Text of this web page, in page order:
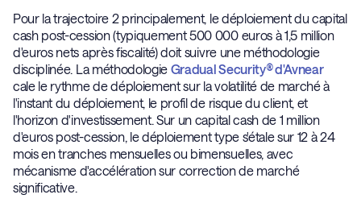
Pour la trajectoire 2 principalement, le déploiement du capital
cash post-cession (typiquement 500 000 euros à 1,5 million
d'euros nets après fiscalité) doit suivre une méthodologie
disciplinée. La méthodologie Gradual Security® d'Avnear
cale le rythme de déploiement sur la volatilité de marché à
l'instant du déploiement, le profil de risque du client, et
l'horizon d'investissement. Sur un capital cash de 1 million
d'euros post-cession, le déploiement type s'étale sur 12 à 24
mois en tranches mensuelles ou bimensuelles, avec
mécanisme d'accélération sur correction de marché
significative.